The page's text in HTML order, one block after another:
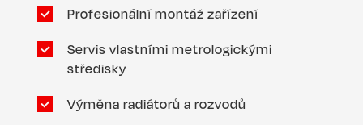
Profesionální montáž zařízení
Servis vlastními metrologickými
středisky
Výměna radiátorů a rozvodů